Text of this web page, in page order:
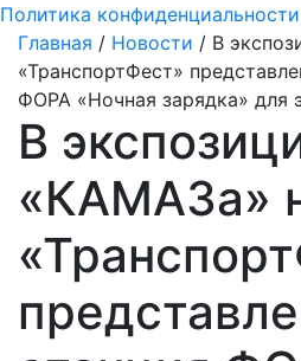
Политика конфиденциальности
Главная / Новости / В
«ТранспортФест»
ФОРА «Ночная зарядка» для
В
«КАМАЗа»